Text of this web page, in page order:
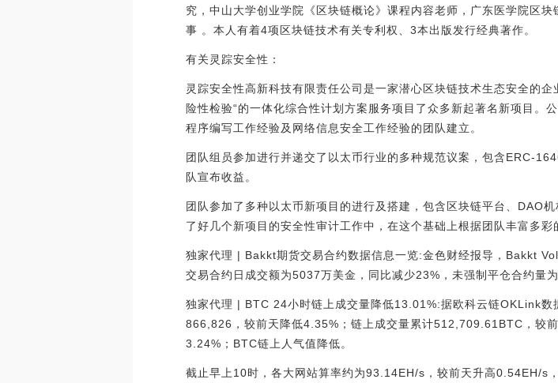
究，中山大学创业学院《区块链概论》课程内容老师，广东医学院区
事 。本人有着4项区块链技术有关专利权、3本出版发行经典著作。
有关灵踪安全性：
灵踪安全性高新科技有限责任公司是一家潜心区块链技术生态安全的
险性检验“的一体化综合性计划方案服务项目了众多新起著名新项目
程序编写工作经验及网络信息安全工作经验的团队建立。
团队组员参加进行并递交了以太币行业的多种规范议案，包含ERC-
队宣布收益。
团队参加了多种以太币新项目的进行及搭建，包含区块链平台、DAO
了好几个新项目的安全性审计工作中，在这个基础上根据团队丰富多
独家代理 | Bakkt期货交易合约数据信息一览:金色财经报导，Bakkt
交易合约日成交额为5037万美金，同比减少23%，未强制平仓合约量
独家代理 | BTC 24小时链上成交量降低13.01%:据欧科云链OKLink
866,826，较前天降低4.35%；链上成交量累计512,709.61BTC，较
3.24%；BTC链上人气值降低。
截止早上10时，各大网站算率约为93.14EH/s，较前天升高0.54EH/s